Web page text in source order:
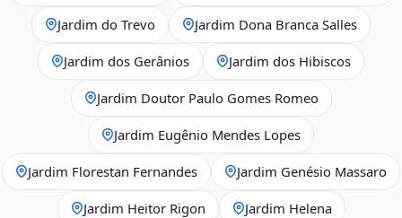
Jardim do Trevo Jardim Dona Branca Salles
Jardim dos Gerânios Jardim dos Hibiscos
Jardim Doutor Paulo Gomes Romeo
Jardim Eugênio Mendes Lopes
Jardim Florestan Fernandes Jardim Genésio Massaro
Jardim Heitor Rigon Jardim Helena